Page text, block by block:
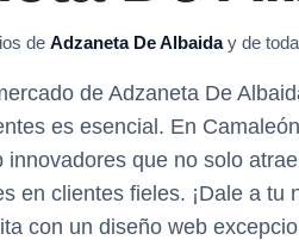
de Adzaneta De Albaiday de
de Adzaneta De
es esencial. En
innovadores que no solo
en clientes fieles. ¡Dale a tu
con un diseño web